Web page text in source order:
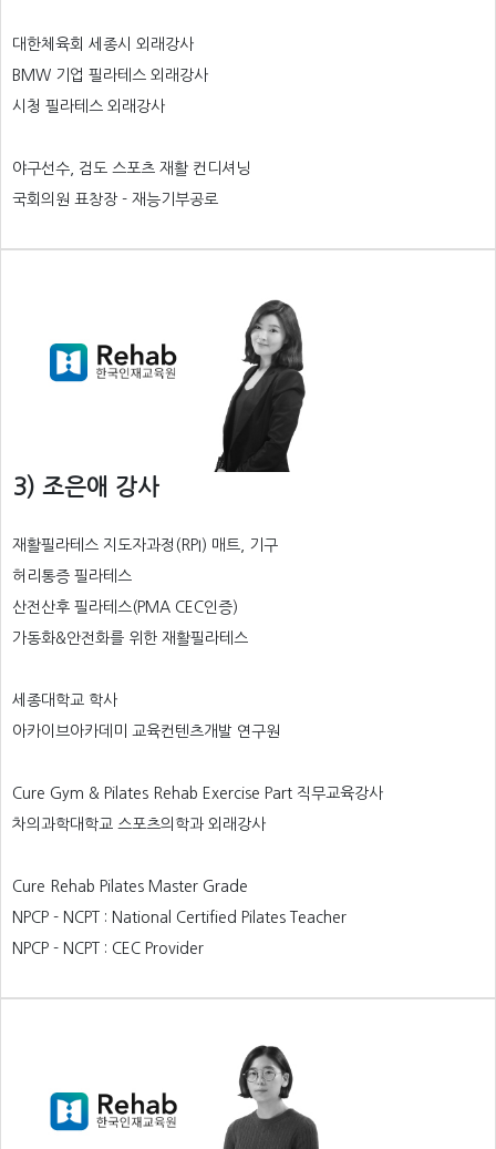
대한체육회 세종시 외래강사
BMW 기업 필라테스 외래강사
시청 필라테스 외래강사
야구선수, 검도 스포츠 재활 컨디셔닝
국회의원 표창장 - 재능기부공로
3) 조은애 강사
재활필라테스 지도자과정(RPI) 매트, 기구
허리통증 필라테스
산전산후 필라테스(PMA CEC인증)
가동화&안전화를 위한 재활필라테스
세종대학교 학사
아카이브아카데미 교육컨텐츠개발 연구원
Cure Gym & Pilates Rehab Exercise Part 직무교육강사
차의과학대학교 스포츠의학과 외래강사
Cure Rehab Pilates Master Grade
NPCP - NCPT : National Certified Pilates Teacher
NPCP - NCPT : CEC Provider